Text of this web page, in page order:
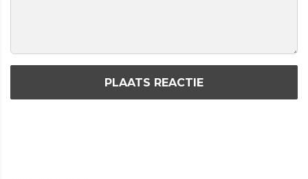
PLAATS REACTIE